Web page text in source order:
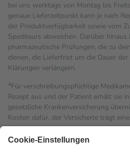
bei uns werktags von Montag bis
genaue Lieferzeitpunkt kann je nach
der Produktverfügbarkeit sowie vom
Spediteurs abweichen. Darüber
pharmazeutische Prüfungen, die zu
dienen, die Lieferfrist um die Dauer
Klärungen verlängern.
4Für verschreibungspflichtige
Rezept aus und der Patient erhält sie
gesetzliche Krankenversicherung
Kosten dafür, der Versicherte trägt
mit.
Grundsätzlich leisten Mitglieder